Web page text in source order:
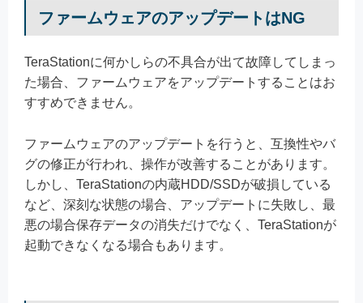
ファームウェアのアップデートはNG
TeraStationに何かしらの不具合が出て故障してしまっ
た場合、ファームウェアをアップデートすることはお
すすめできません。
ファームウェアのアップデートを行うと、互換性やバ
グの修正が行われ、操作が改善することがあります。
しかし、TeraStationの内蔵HDD/SSDが破損している
など、深刻な状態の場合、アップデートに失敗し、最
悪の場合保存データの消失だけでなく、TeraStationが
起動できなくなる場合もあります。